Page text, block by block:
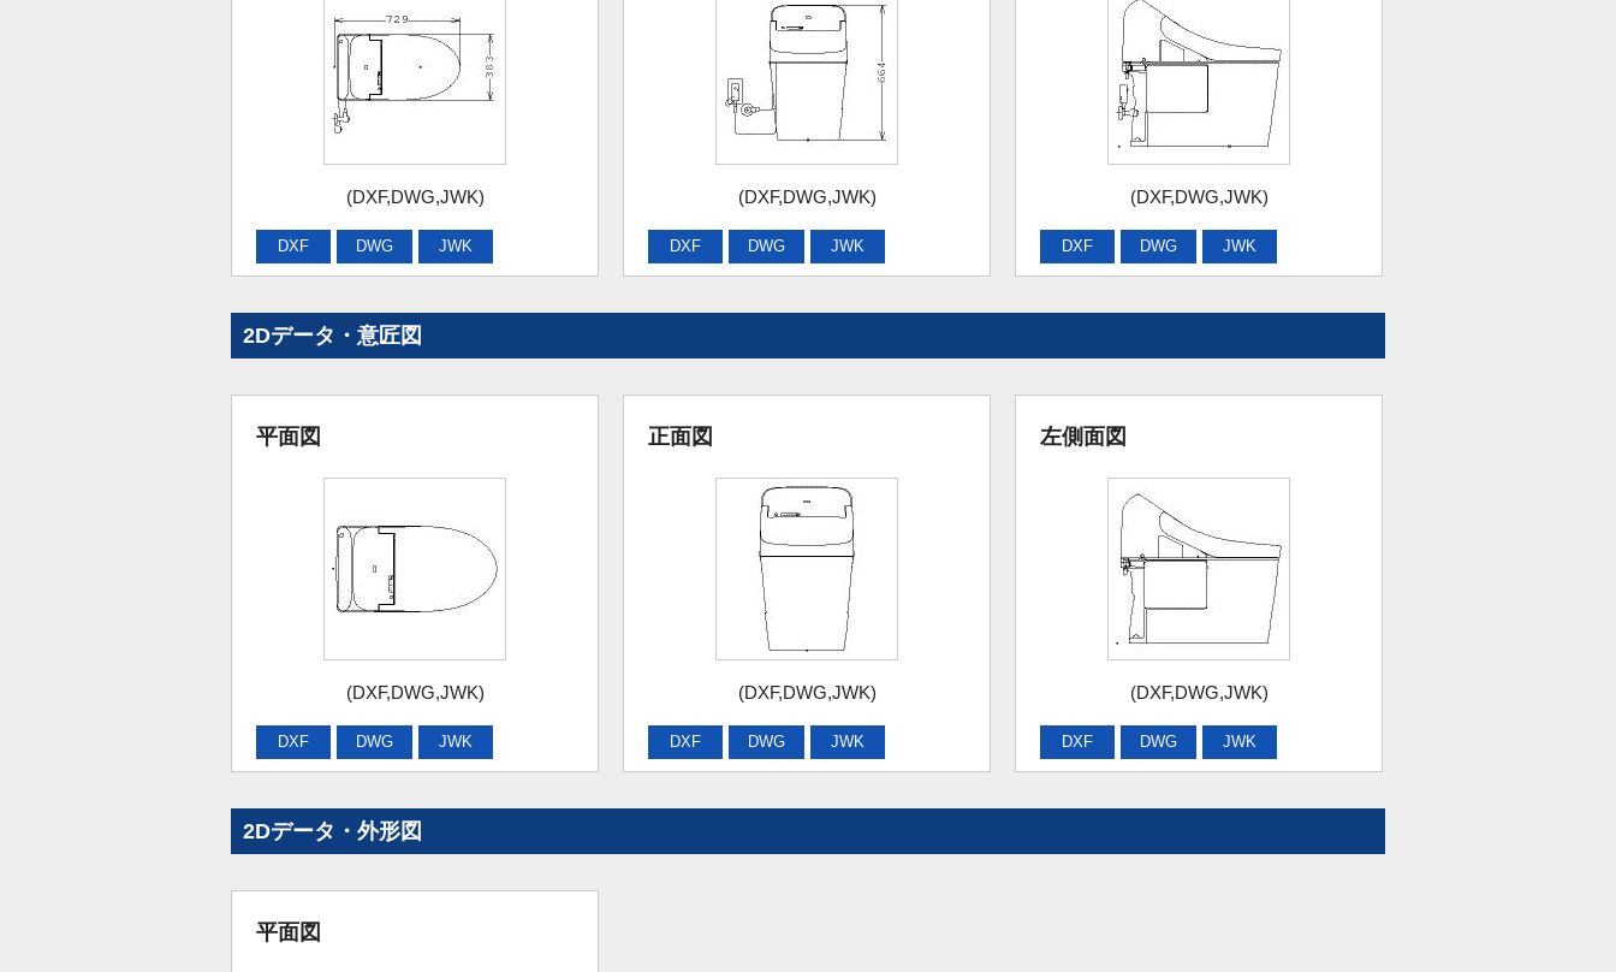
(DXF,DWG,JWK)
DXF DWG JWK
(DXF,DWG,JWK)
DXF DWG JWK
(DXF,DWG,JWK)
DXF DWG JWK
2Dデータ・意匠図
平面図
(DXF,DWG,JWK)
DXF DWG JWK
正面図
(DXF,DWG,JWK)
DXF DWG JWK
左側面図
(DXF,DWG,JWK)
DXF DWG JWK
2Dデータ・外形図
平面図